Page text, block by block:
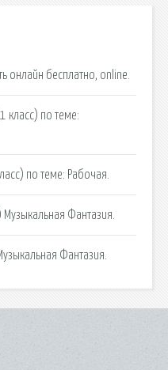
онлайн бесплатно, online.
класс) по теме:
по теме: Рабочая.
Музыкальная Фантазия.
Фантазия.